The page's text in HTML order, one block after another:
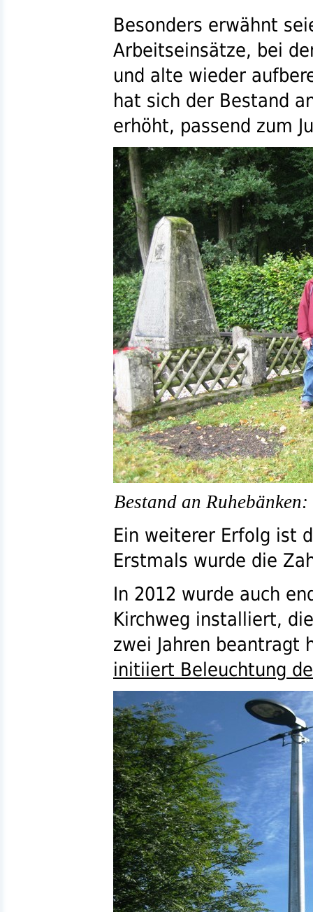
Besonders erwähnt
Arbeitseinsätze, bei
und alte wieder
hat sich der Bestand
erhöht, passend zum
Bestand an
Ein weiterer Erfolg ist
Erstmals wurde die
In 2012 wurde auch
Kirchweg installiert,
zwei Jahren beantragt
initiiert Beleuchtung